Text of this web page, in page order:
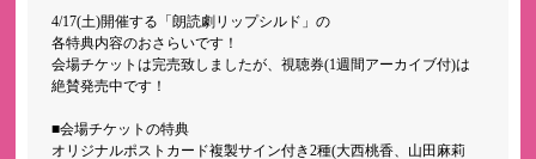
4/17(土)開催する「朗読劇リップシルド」の
各特典内容のおさらいです！
会場チケットは完売致しましたが、視聴券(1週間アーカイブ付)は
絶賛発売中です！
■会場チケットの特典
オリジナルポストカード複製サイン付き2種(大西桃香、山田麻莉